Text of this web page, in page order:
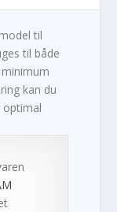
til
til både
kan du
optimal